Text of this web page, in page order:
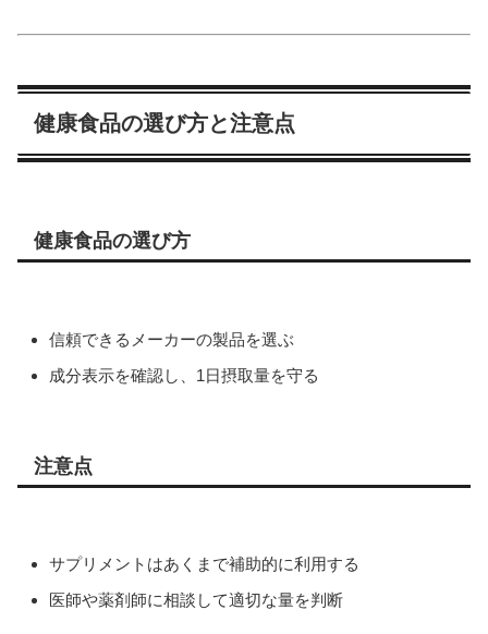
健康食品の選び方と注意点
健康食品の選び方
信頼できるメーカーの製品を選ぶ
成分表示を確認し、1日摂取量を守る
注意点
サプリメントはあくまで補助的に利用する
医師や薬剤師に相談して適切な量を判断